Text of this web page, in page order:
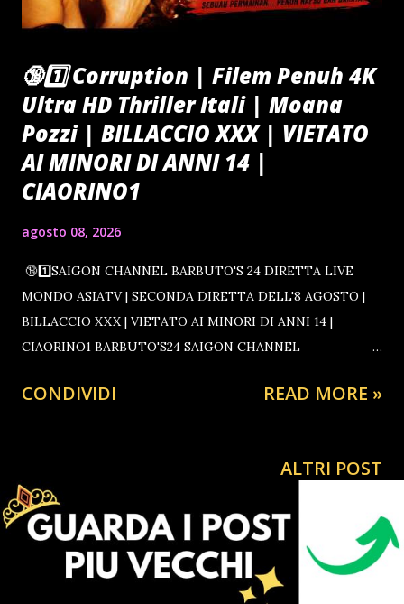
🔞1️⃣ Corruption | Filem Penuh 4K
Ultra HD Thriller Itali | Moana
Pozzi | BILLACCIO XXX | VIETATO
AI MINORI DI ANNI 14 |
CIAORINO1
agosto 08, 2026
🔞1️⃣SAIGON CHANNEL BARBUTO'S 24 DIRETTA LIVE
MONDO ASIATV | SECONDA DIRETTA DELL'8 AGOSTO |
BILLACCIO XXX | VIETATO AI MINORI DI ANNI 14 |
CIAORINO1 BARBUTO'S24 SAIGON CHANNEL
CHANNEL BARBUTO'S24 SAIGON CHANNEL
BILLACCIOTV CIAORINO1 🔴7️⃣ CiaoRino7 · Non Solo
Lounge · BiLLaCCio Web-TV nei 34 anni di depistaggi
massonici nelle istituzioni delle stragi mafiose del 1992-93
GUARDA ORA @influenzerpolitico ♬ suono originale - 🎩
CiaoRino‼️Club🦅 @influenzerpolitico ♬ suono originale -
🎩CiaoRino‼️Club🦅 L'actualité du jour | CiaoRinoTV |
CONDIVIDI READ MORE »
ALTRI POST